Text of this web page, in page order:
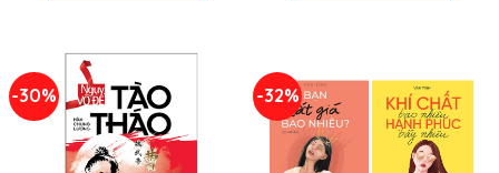
-30% -32%